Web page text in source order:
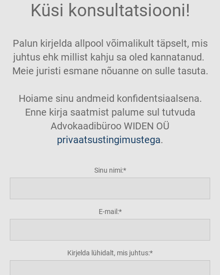
Küsi konsultatsiooni!
Palun kirjelda allpool võimalikult täpselt, mis
juhtus ehk millist kahju sa oled kannatanud.
Meie juristi esmane nõuanne on sulle tasuta.
Hoiame sinu andmeid konfidentsiaalsena.
Enne kirja saatmist palume sul tutvuda
Advokaadibüroo WIDEN OÜ
privaatsustingimustega.
Sinu nimi:
E-mail:
Kirjelda lühidalt, mis juhtus: